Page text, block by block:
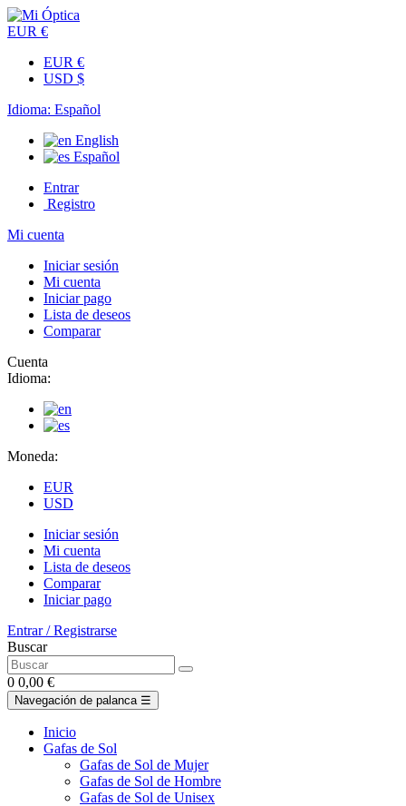
EUR €
EUR €
USD $
Idioma: Español
English
Español
Entrar
Registro
Mi cuenta
Iniciar sesión
Mi cuenta
Iniciar pago
Lista de deseos
Comparar
Cuenta
Idioma:
Moneda:
EUR
USD
Iniciar sesión
Mi cuenta
Lista de deseos
Comparar
Iniciar pago
Entrar / Registrarse
Buscar
0 0,00 €
Navegación de palanca ☰
Inicio
Gafas de Sol
Gafas de Sol de Mujer
Gafas de Sol de Hombre
Gafas de Sol de Unisex